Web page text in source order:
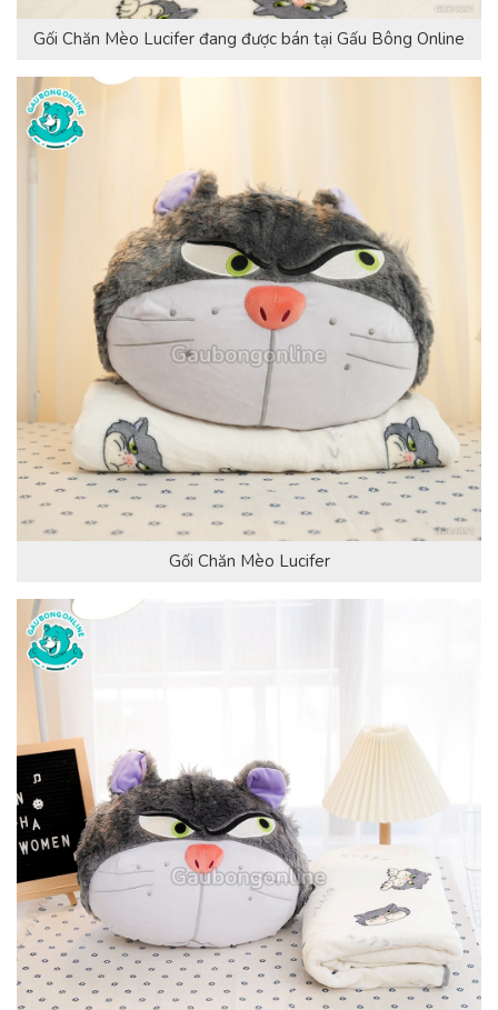
Gối Chăn Mèo Lucifer đang được bán tại Gấu Bông Online
Gối Chăn Mèo Lucifer